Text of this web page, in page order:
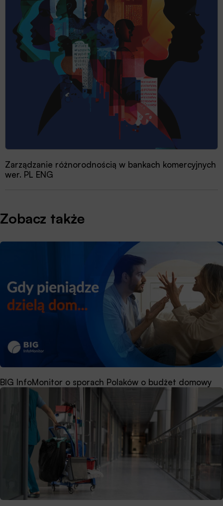
Zarządzanie różnorodnością w bankach komercyjnych
wer. PL ENG
Zobacz także
BIG InfoMonitor o sporach Polaków o budżet domowy